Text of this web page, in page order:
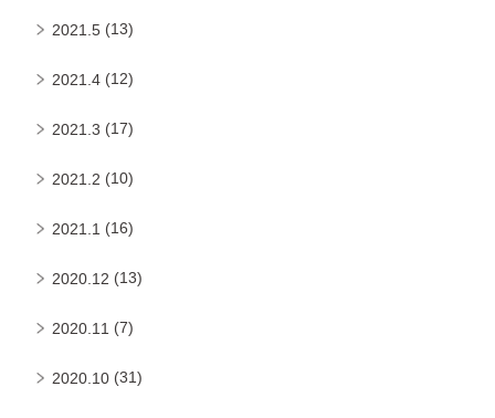
2021.5 (13)
2021.4 (12)
2021.3 (17)
2021.2 (10)
2021.1 (16)
2020.12 (13)
2020.11 (7)
2020.10 (31)